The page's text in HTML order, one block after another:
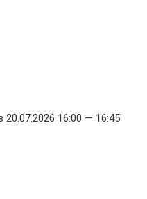
16:00 — 16:45